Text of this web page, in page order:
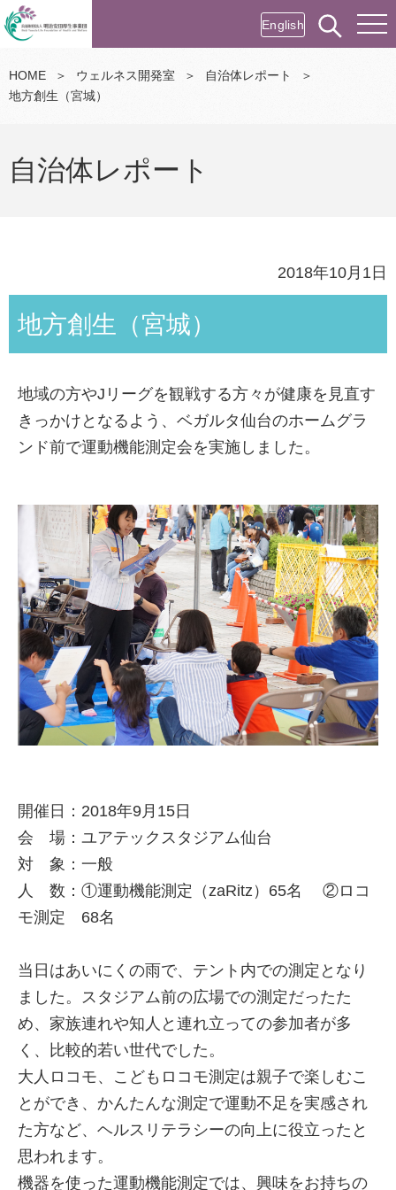
English
HOME ＞ ウェルネス開発室 ＞ 自治体レポート
＞
地方創生（宮城）
自治体レポート
2018年10月1日
地方創生（宮城）
地域の方やJリーグを観戦する方々が健康を見直す
きっかけとなるよう、ベガルタ仙台のホームグラ
ンド前で運動機能測定会を実施しました。
開催日：2018年9月15日
会 場：ユアテックスタジアム仙台
対 象：一般
人 数：①運動機能測定（zaRitz）65名 ②ロコ
モ測定 68名
当日はあいにくの雨で、テント内での測定となり
ました。スタジアム前の広場での測定だったた
め、家族連れや知人と連れ立っての参加者が多
く、比較的若い世代でした。
大人ロコモ、こどもロコモ測定は親子で楽しむこ
とができ、かんたんな測定で運動不足を実感され
た方など、ヘルスリテラシーの向上に役立ったと
思われます。
機器を使った運動機能測定では、興味をお持ちの